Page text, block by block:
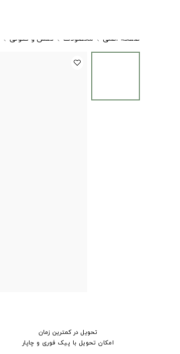
صفحه اصلی محصولات کفش و کتونی
تحویل در کمترین زمان
امکان تحویل با پیک فوری و چاپار